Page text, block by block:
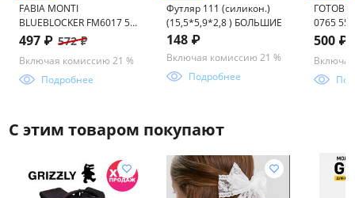
FABIA MONTI
BLUEBLOCKER FM6017 52-
19-140
497 ₽ 572 ₽
Включая комиссию 21 %
Подробнее
Футляр 111 (силикон.)
(15,5*5,9*2,8 ) БОЛЬШИЕ
148 ₽
Включая комиссию 21 %
Подробнее
0765
500 ₽
С этим товаром покупают